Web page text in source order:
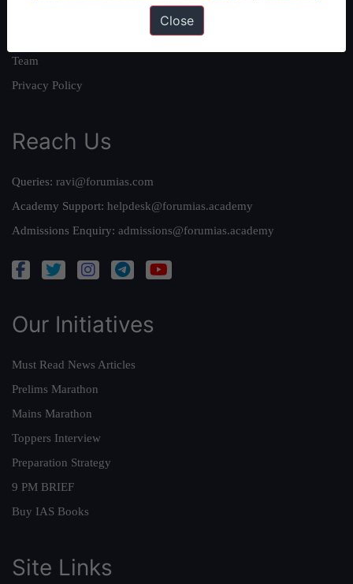
Team
Privacy Policy
Reach Us
Queries: ravi@forumias.com
Academy Support: helpdesk@forumias.academy
Admissions Enquiry: admissions@forumias.academy
Our Initiatives
Must Read News Articles
Prelims Marathon
Mains Marathon
Toppers Interview
Preparation Strategy
9 PM BRIEF
Buy IAS Books
Site Links
Close